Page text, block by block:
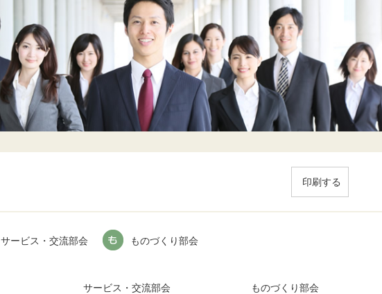
印刷する
サービス・交流部会 ものづくり部会
サービス・交流部会 ものづくり部会